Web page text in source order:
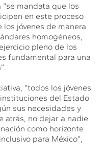
mandata que los
en este proceso
jóvenes de manera
homogéneos,
pleno de los
fundamental para una
“todos los jóvenes
del Estado
sus necesidades y
atrás, no dejar a nadie
como horizonte
para México”,